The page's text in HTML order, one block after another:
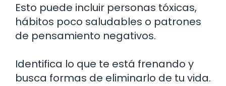
Esto puede incluir personas tóxicas,
hábitos poco saludables o patrones
de pensamiento negativos.
Identifica lo que te está frenando y
busca formas de eliminarlo de tu vida.